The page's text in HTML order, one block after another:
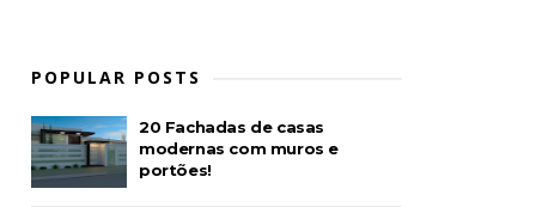
POPULAR POSTS
20 Fachadas de casas
modernas com muros e
portões!